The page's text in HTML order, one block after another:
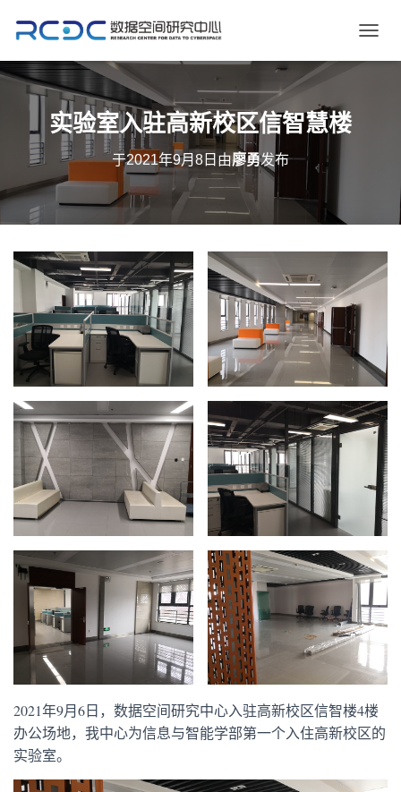
换
实验室入驻高新校区信智慧楼
于2021年9月8日 由廖勇发布
2021年9月6日，数据空间研究中心入驻高新校区信智楼4楼
办公场地，我中心为信息与智能学部第一个入住高新校区的
实验室。